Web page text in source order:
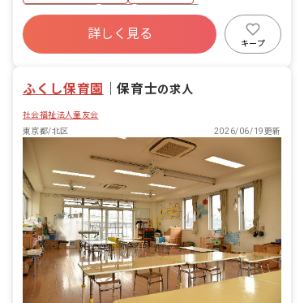
社会保険完備
有給
残業少なめ
社会福祉法人
未経験歓迎
新卒も歓迎
詳しく見る
キープ
ふくし保育園 ｜保育士の求人
社会福祉法人童友会
東京都/北区
2026/06/19更新